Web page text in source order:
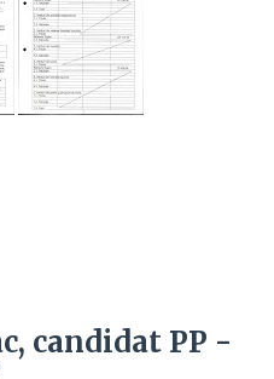
candidat PP -